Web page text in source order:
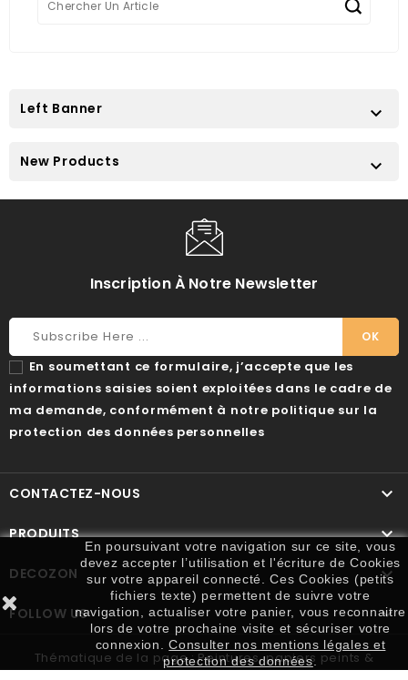
Left Banner 
New Products 
Inscription À Notre Newsletter
En soumettant ce formulaire, j’accepte que les
informations saisies soient exploitées dans le cadre de
ma demande, conformément à notre politique sur la
protection des données personnelles
CONTACTEZ-NOUS 
PRODUITS 
DECOZON 
FOLLOW US 
En poursuivant votre navigation sur ce site, vous
devez accepter l’utilisation et l'écriture de Cookies
sur votre appareil connecté. Ces Cookies (petits
fichiers texte) permettent de suivre votre
navigation, actualiser votre panier, vous reconnaitre
lors de votre prochaine visite et sécuriser votre
connexion.Consulter nos mentions légales et
protection des données.
Thématique de la page : Peintures, papiers peints &